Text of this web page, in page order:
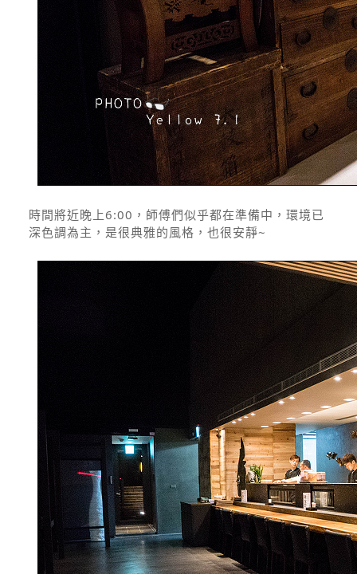
時間將近晚上6:00，師傅們似乎都在準備中，環境已
深色調為主，是很典雅的風格，也很安靜~